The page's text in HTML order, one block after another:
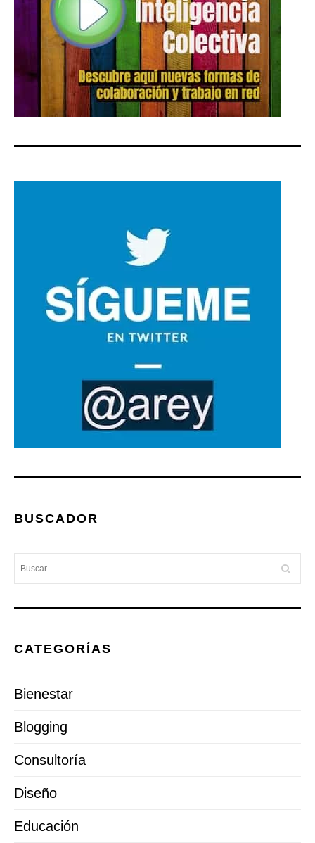
BUSCADOR
CATEGORÍAS
Bienestar
Blogging
Consultoría
Diseño
Educación